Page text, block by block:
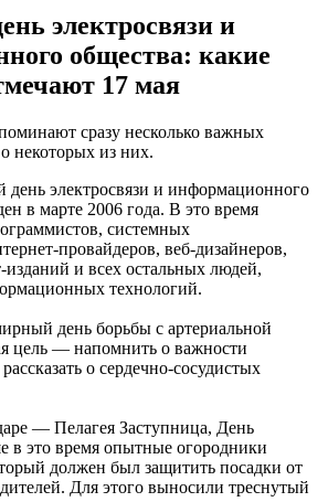
Молодогвардейской: горожане
благоустройство
командование и личный
ПВО с присвоением звания
Самарской области обсудили
за первое полугодие
в Самаре подходит к
после капремонта открылся
корпус
человек проверились на рак кожи
первое заседание Экспертного
контроля за выборами
приглашают посмотреть кино под
электросвязи и
общества: какие
17 мая
сразу несколько важных
некоторых из них.
электросвязи и информационного
в марте 2006 года. В это время
системных
провайдеров, веб-дизайнеров,
изданий и всех остальных людей,
технологий.
день борьбы с артериальной
цель — напомнить о важности
о сердечно-сосудистых
— Пелагея Заступница, День
в это время опытные огородники
должен был защитить посадки от
Для этого выносили треснутый